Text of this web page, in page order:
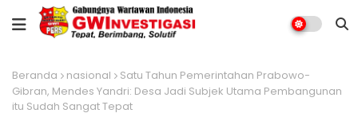
Beranda nasional
Satu Tahun Pemerintahan Prabowo-
Gibran, Mendes Yandri: Desa Jadi Subjek Utama Pembangunan
itu Sudah Sangat Tepat